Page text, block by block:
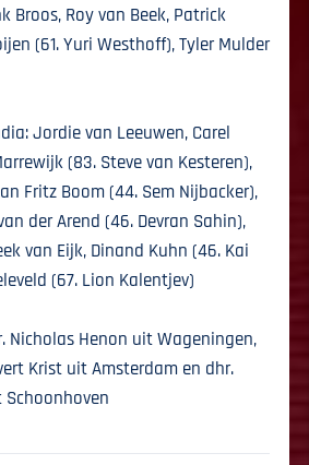
Broos, Roy van Beek, Patrick
(61. Yuri Westhoff), Tyler Mulder
Jordie van Leeuwen, Carel
(83. Steve van Kesteren),
Fritz Boom (44. Sem Nijbacker),
der Arend (46. Devran Sahin),
van Eijk, Dinand Kuhn (46. Kai
(67. Lion Kalentjev)
Nicholas Henon uit Wageningen,
Krist uit Amsterdam en dhr.